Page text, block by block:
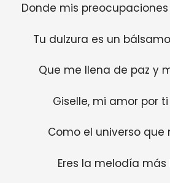
Donde mis
Tu dulzura es un
Que me llena de paz y
Giselle, mi amor por
Como el universo que
Eres la melodía